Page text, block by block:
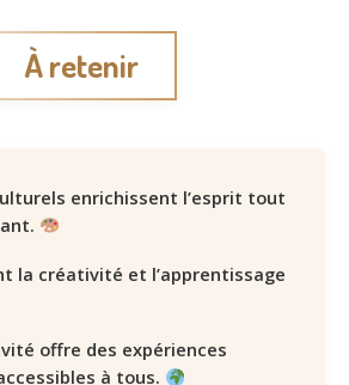
À retenir
enrichissent l’esprit tout
la créativité et l’apprentissage
offre des expériences
à tous.